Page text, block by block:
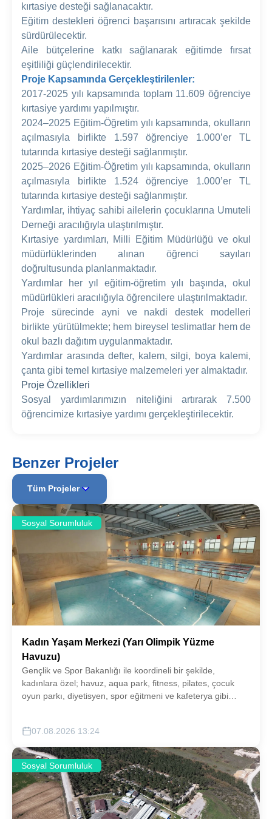
kırtasiye desteği sağlanacaktır.
Eğitim destekleri öğrenci başarısını artıracak şekilde
sürdürülecektir.
Aile bütçelerine katkı sağlanarak eğitimde fırsat
eşitliliği güçlendirilecektir.
Proje Kapsamında Gerçekleştirilenler:
2017-2025 yılı kapsamında toplam 11.609 öğrenciye
kırtasiye yardımı yapılmıştır.
2024–2025 Eğitim-Öğretim yılı kapsamında, okulların
açılmasıyla birlikte 1.597 öğrenciye 1.000’er TL
tutarında kırtasiye desteği sağlanmıştır.
2025–2026 Eğitim-Öğretim yılı kapsamında, okulların
açılmasıyla birlikte 1.524 öğrenciye 1.000’er TL
tutarında kırtasiye desteği sağlanmıştır.
Yardımlar, ihtiyaç sahibi ailelerin çocuklarına Umuteli
Derneği aracılığıyla ulaştırılmıştır.
Kırtasiye yardımları, Milli Eğitim Müdürlüğü ve okul
müdürlüklerinden alınan öğrenci sayıları
doğrultusunda planlanmaktadır.
Yardımlar her yıl eğitim-öğretim yılı başında, okul
müdürlükleri aracılığıyla öğrencilere ulaştırılmaktadır.
Proje sürecinde ayni ve nakdi destek modelleri
birlikte yürütülmekte; hem bireysel teslimatlar hem de
okul bazlı dağıtım uygulanmaktadır.
Yardımlar arasında defter, kalem, silgi, boya kalemi,
çanta gibi temel kırtasiye malzemeleri yer almaktadır.
Proje Özellikleri
Sosyal yardımlarımızın niteliğini artırarak 7.500
öğrencimize kırtasiye yardımı gerçekleştirilecektir.
Benzer Projeler
Tüm Projeler
Sosyal Sorumluluk
Kadın Yaşam Merkezi (Yarı Olimpik Yüzme
Havuzu)
Gençlik ve Spor Bakanlığı ile koordineli bir şekilde,
kadınlara özel; havuz, aqua park, fitness, pilates, çocuk
oyun parkı, diyetisyen, spor eğitmeni ve kafeterya gibi
07.08.2026 13:24
Sosyal Sorumluluk